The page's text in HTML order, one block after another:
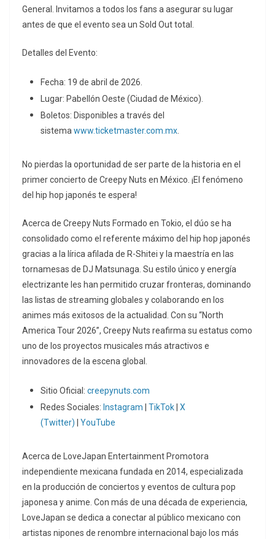
General. Invitamos a todos los fans a asegurar su lugar
antes de que el evento sea un Sold Out total.
Detalles del Evento:
Fecha: 19 de abril de 2026.
Lugar: Pabellón Oeste (Ciudad de México).
Boletos: Disponibles a través del
sistema www.ticketmaster.com.mx
No pierdas la oportunidad de ser parte de la historia en el
primer concierto de Creepy Nuts en México. ¡El fenómeno
del hip hop japonés te espera!
Acerca de Creepy Nuts Formado en Tokio, el dúo se ha
consolidado como el referente máximo del hip hop japonés
gracias a la lírica afilada de R-Shitei y la maestría en las
tornamesas de DJ Matsunaga. Su estilo único y energía
electrizante les han permitido cruzar fronteras, dominando
las listas de streaming globales y colaborando en los
animes más exitosos de la actualidad. Con su “North
America Tour 2026”, Creepy Nuts reafirma su estatus como
uno de los proyectos musicales más atractivos e
innovadores de la escena global.
Sitio Oficial: creepynuts.com
Redes Sociales: Instagram TikTok X
(Twitter)
YouTube
Acerca de LoveJapan Entertainment Promotora
independiente mexicana fundada en 2014, especializada
en la producción de conciertos y eventos de cultura pop
japonesa y anime. Con más de una década de experiencia,
LoveJapan se dedica a conectar al público mexicano con
artistas nipones de renombre internacional bajo los más